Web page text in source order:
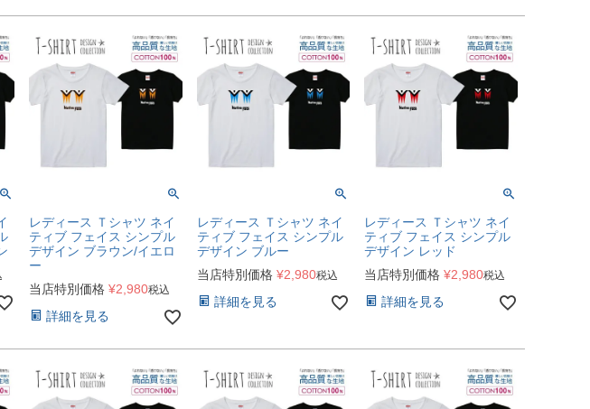
レディース Ｔシャツ ネイ
ティブ フェイス シンプル
デザイン ブラウン/イエロ
ー
当店特別価格 ¥2,980税込
詳細を見る
レディース Ｔシャツ ネイ
ティブ フェイス シンプル
デザイン ブルー
当店特別価格 ¥2,980税込
詳細を見る
レディース Ｔシャツ ネイ
ティブ フェイス シンプル
デザイン レッド
当店特別価格 ¥2,980税込
詳細を見る